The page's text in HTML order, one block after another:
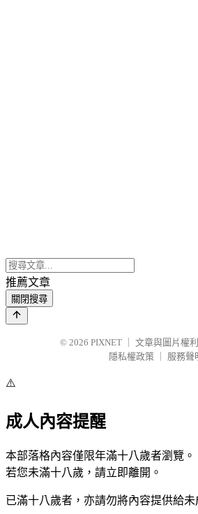
推薦文章
關閉搜尋
© 2026 PIXNET
文章與圖片權
隱私權政策
服務聲
⚠️
成人內容提醒
本部落格內容僅限年滿十八歲者瀏覽。
若您未滿十八歲，請立即離開。
已滿十八歲者，亦請勿將內容提供給未